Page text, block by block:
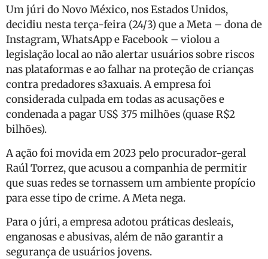
Um júri do Novo México, nos Estados Unidos,
decidiu nesta terça-feira (24/3) que a Meta – dona de
Instagram, WhatsApp e Facebook – violou a
legislação local ao não alertar usuários sobre riscos
nas plataformas e ao falhar na proteção de crianças
contra predadores s3axuais. A empresa foi
considerada culpada em todas as acusações e
condenada a pagar US$ 375 milhões (quase R$2
bilhões).
A ação foi movida em 2023 pelo procurador-geral
Raúl Torrez, que acusou a companhia de permitir
que suas redes se tornassem um ambiente propício
para esse tipo de crime. A Meta nega.
Para o júri, a empresa adotou práticas desleais,
enganosas e abusivas, além de não garantir a
segurança de usuários jovens.